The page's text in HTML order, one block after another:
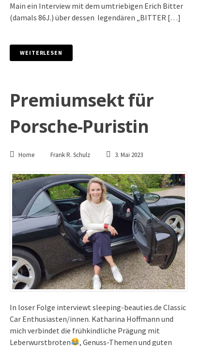
Main ein Interview mit dem umtriebigen Erich Bitter
(damals 86J.) über dessen legendären „BITTER […]
WEITERLESEN
Premiumsekt für
Porsche-Puristin
Home Frank R. Schulz 3. Mai 2023
In loser Folge interviewt sleeping-beauties.de Classic
Car Enthusiasten/innen. Katharina Hoffmann und
mich verbindet die frühkindliche Prägung mit
Leberwurstbroten
, Genuss-Themen und guten